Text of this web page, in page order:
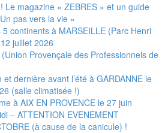
Le magazine « ZEBRES » et un guide
pas vers la vie »
continents à MARSEILLE (Parc Henri
juillet 2026
Provençale des Professionnels de
dernière avant l’été à GARDANNE le
(salle climatisée !)
à AIX EN PROVENCE le 27 juin
– ATTENTION EVENEMENT
(à cause de la canicule) !